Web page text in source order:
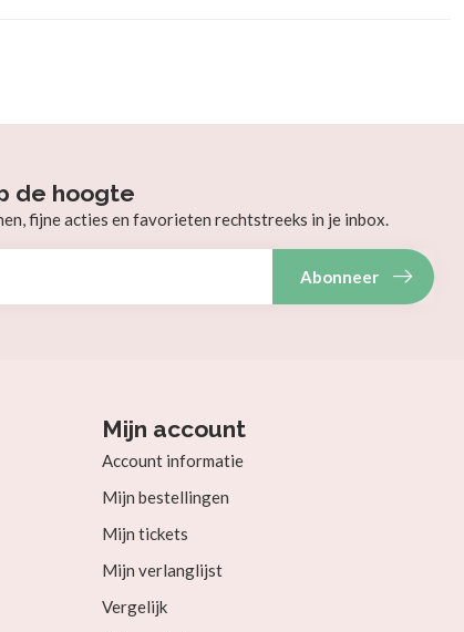
de hoogte
fijne acties en favorieten rechtstreeks in je inbox.
Abonneer
Mijn account
Account informatie
Mijn bestellingen
Mijn tickets
Mijn verlanglijst
Vergelijk